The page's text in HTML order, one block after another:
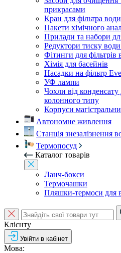
прикрасами
Кран для фільтра води
Пакети хімічного
Прилади та набори
Редуктори тиску води
Фітинги для фільтрів
Хімія для басейнів
Насадки на фільтр
УФ лампи
Чохли від
колонного типу
Корпуси
Автономне живлення
Станція знезалізнення
Термопосуд
Каталог товарів
Ланч-бокси
Термочашки
Пляшки-термоси для
Клієнту
Увійти в кабінет
Мова: